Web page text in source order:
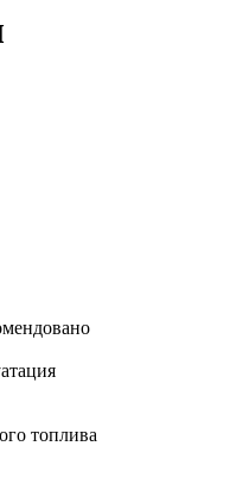
топлива